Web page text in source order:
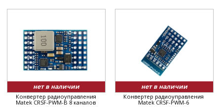
нет в наличии
Конвертер радиоуправления
Matek CRSF-PWM-B 8 каналов
нет в наличии
Конвертер радиоуправления
Matek CRSF-PWM-6